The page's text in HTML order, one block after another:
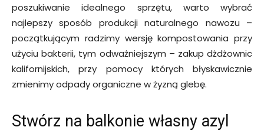
poszukiwanie idealnego sprzętu, warto wybrać
najlepszy sposób produkcji naturalnego nawozu –
początkującym radzimy wersję kompostowania przy
użyciu bakterii, tym odważniejszym – zakup dżdżownic
kalifornijskich, przy pomocy których błyskawicznie
zmienimy odpady organiczne w żyzną glebę.
Stwórz na balkonie własny azyl